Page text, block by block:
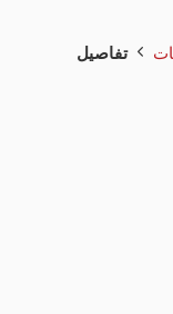
تفاصيل